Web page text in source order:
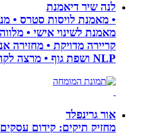
לנה שיר דיאמנת
• מאמנת לויסות סטרס • מנקה
מאמנת לשינוי אישי • מלווה
קריירה מדויקת • מחזירה
אור גרינפלד
מחזיק תיקים: קידום עסקים